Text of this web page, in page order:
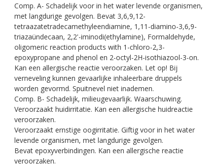
Comp. A- Schadelijk voor in het water levende organismen,
met langdurige gevolgen. Bevat 3,6,9,12-
tetraazatetradecamethyleendiamine, 1,11-diamino-3,6,9-
triazaündecaan, 2,2'-iminodi(ethylamine), Formaldehyde,
oligomeric reaction products with 1-chloro-2,3-
epoxypropane and phenol en 2-octyl-2H-isothiazool-3-on.
Kan een allergische reactie veroorzaken. Let op! Bij
verneveling kunnen gevaarlijke inhaleerbare druppels
worden gevormd. Spuitnevel niet inademen.
Comp. B- Schadelijk, milieugevaarlijk. Waarschuwing.
Veroorzaakt huidirritatie. Kan een allergische huidreactie
veroorzaken.
Veroorzaakt ernstige oogirritatie. Giftig voor in het water
levende organismen, met langdurige gevolgen.
Bevat epoxyverbindingen. Kan een allergische reactie
veroorzaken.